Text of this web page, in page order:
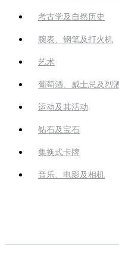
考古学及自然历史
腕表、钢笔及打火机
艺术
葡萄酒、威士忌及烈
运动及其活动
钻石及宝石
集换式卡牌
音乐、电影及相机